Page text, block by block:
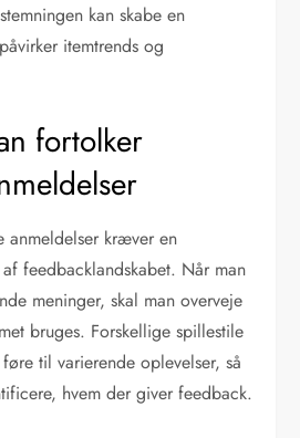
kan skabe en
itemtrends og
fortolker
kræver en
feedbacklandskabet. Når man
meninger, skal man overveje
bruges. Forskellige spillestile
til varierende oplevelser, så
hvem der giver feedback.